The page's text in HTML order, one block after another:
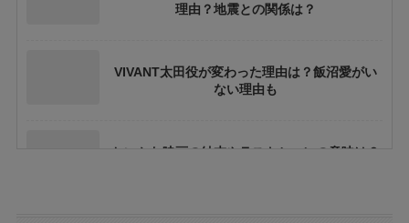
理由？地震との関係は？
VIVANT太田役が変わった理由は？飯沼愛がい
ない理由も
ちいかわ映画の結末やラストシーンの意味は？